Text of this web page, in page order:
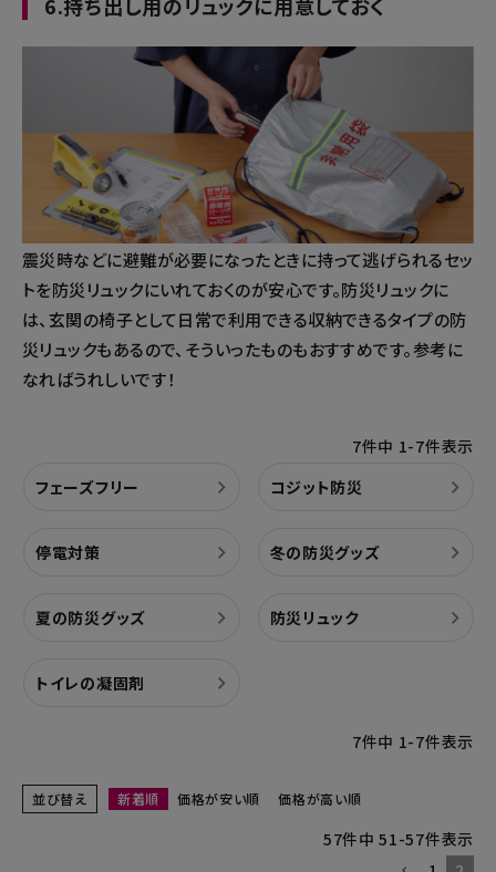
6.持ち出し用のリュックに用意しておく
震災時などに避難が必要になったときに持って逃げられるセッ
トを防災リュックにいれておくのが安心です。防災リュックに
は、玄関の椅子として日常で利用できる収納できるタイプの防
災リュックもあるので、そういったものもおすすめです。参考に
なればうれしいです！
7件中 1-7件表示
フェーズフリー
コジット防災
停電対策 冬の防災グッズ
夏の防災グッズ 防災リュック
トイレの凝固剤
7件中 1-7件表示
並び替え 新着順 価格が安い順 価格が高い順
57件中 51-57件表示